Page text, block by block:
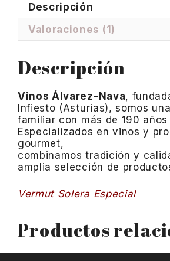
Descripción
Valoraciones (1)
Descripción
Vinos Álvarez-Nava,
Infiesto (Asturias), somos
familiar con más de 190
Especializados en vinos y
gourmet,
combinamos tradición y
amplia selección de
Vermut Solera Especial
Productos